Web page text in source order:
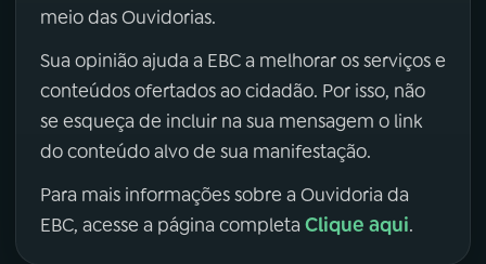
meio das Ouvidorias.
Sua opinião ajuda a EBC a melhorar os serviços e
conteúdos ofertados ao cidadão. Por isso, não
se esqueça de incluir na sua mensagem o link
do conteúdo alvo de sua manifestação.
Para mais informações sobre a Ouvidoria da
EBC, acesse a página completa Clique aqui.